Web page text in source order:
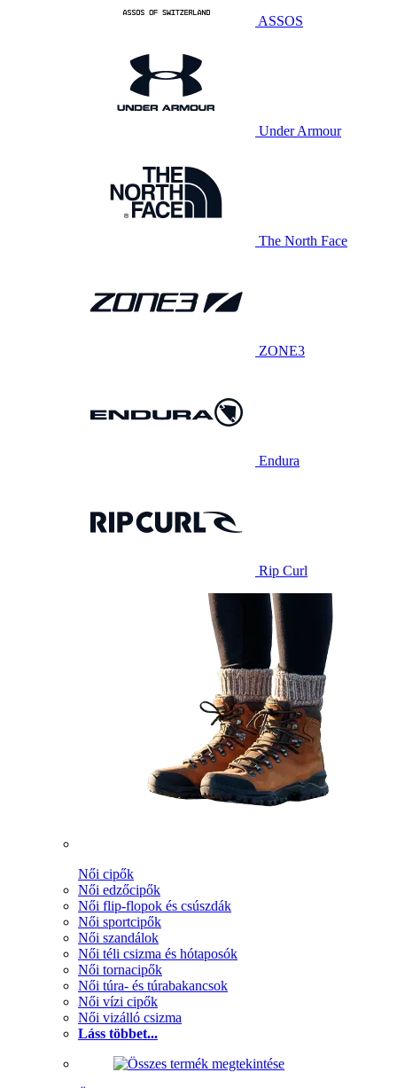
ASSOS
Under Armour
The North Face
ZONE3
Endura
Rip Curl
Női cipők
Női edzőcipők
Női flip-flopok és csúszdák
Női sportcipők
Női szandálok
Női téli csizma és hótaposók
Női tornacipők
Női túra- és túrabakancsok
Női vízi cipők
Női vizálló csizma
Láss többet...